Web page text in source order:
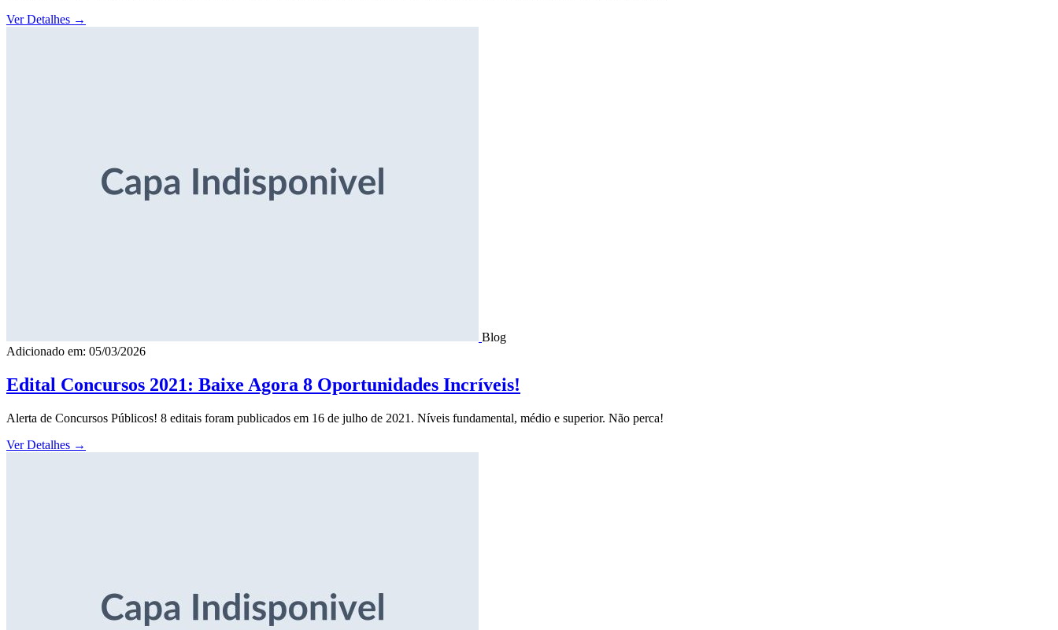
Ver Detalhes →
Blog
Adicionado em: 05/03/2026
Edital Concursos 2021: Baixe Agora 8 Oportunidades Incríveis!
Alerta de Concursos Públicos! 8 editais foram publicados em 16 de julho de 2021. Níveis fundamental, médio e superior. Não perca!
Ver Detalhes →